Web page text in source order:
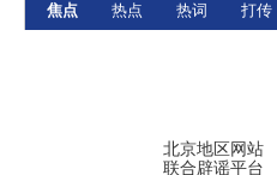
焦点
热点
热词
打传
北京地区网站
联合辟谣平台